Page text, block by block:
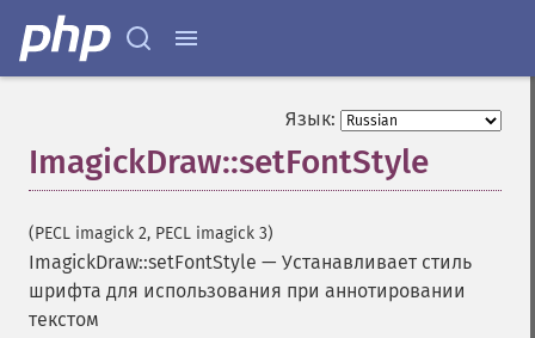
Язык:
ImagickDraw::setFontStyle
(PECL imagick 2, PECL imagick 3)
ImagickDraw::setFontStyle — Устанавливает стиль
шрифта для использования при аннотировании
текстом